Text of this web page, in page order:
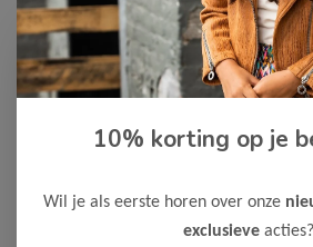
Over ons
Lees meer
Als je een klacht hebt of een vraag,
Whatsapp. We zullen je bericht zo
10% korting op je
Wil je als eerste horen over onze
exclusieve acties?